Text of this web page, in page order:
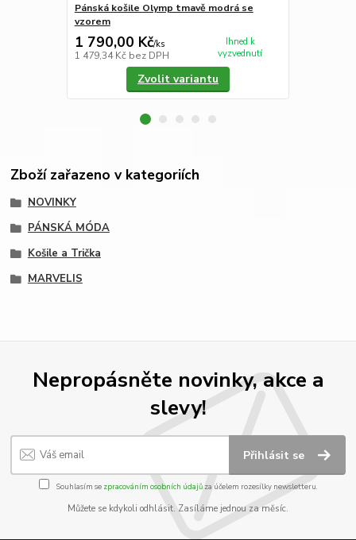
Pánská košile Olymp tmavě modrá se
vzorem
1 790,00 Kč/ks
1 479,34 Kč bez DPH
Ihned k
vyzvednutí
Zvolit variantu
Zboží zařazeno v kategoriích
NOVINKY
PÁNSKÁ MÓDA
Košile a Trička
MARVELIS
Nepropásněte novinky, akce a
slevy!
Přihlásit se
Souhlasím se zpracováním osobních údajůza účelem rozesílky newsletteru.
Můžete se kdykoli odhlásit. Zasíláme jednou za měsíc.